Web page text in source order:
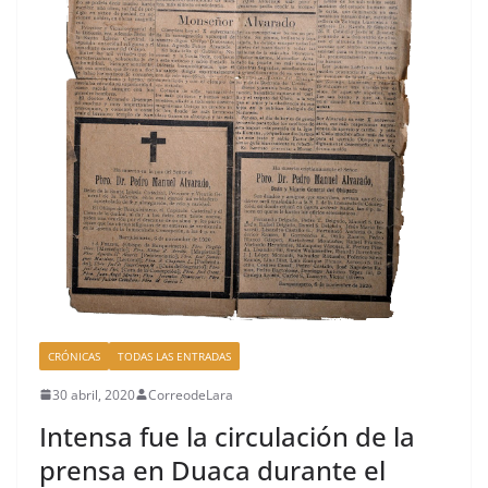
CRÓNICAS TODAS LAS ENTRADAS
30 abril, 2020 CorreodeLara
Intensa fue la circulación de la
prensa en Duaca durante el